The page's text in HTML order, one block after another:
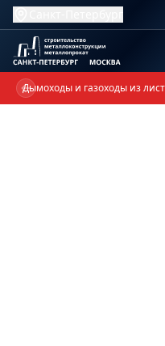
Дымоходы и газоходы из
Previous slide